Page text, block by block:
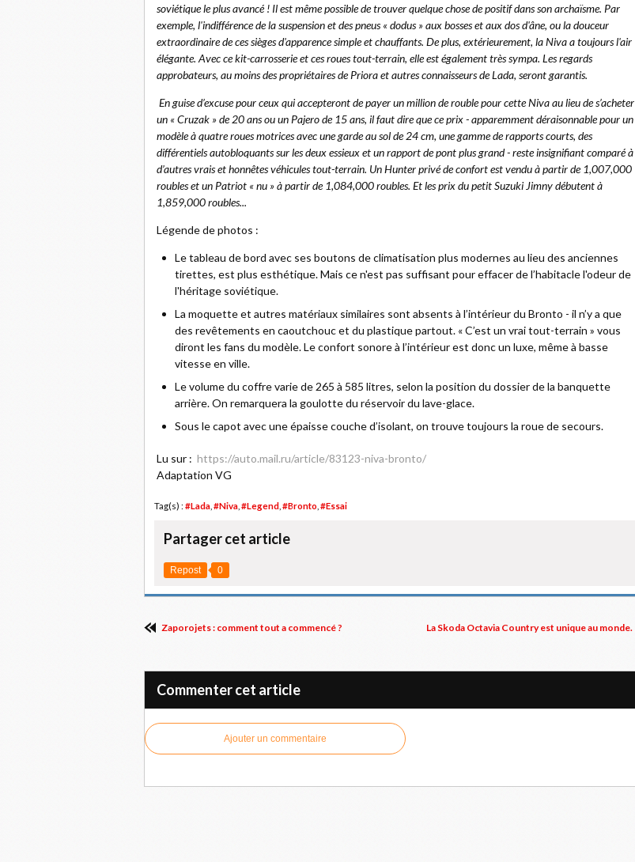
soviétique le plus avancé ! Il est même possible de trouver quelque chose de positif dans son archaïsme. Par
exemple, l'indifférence de la suspension et des pneus « dodus » aux bosses et aux dos d'âne, ou la douceur
extraordinaire de ces sièges d'apparence simple et chauffants. De plus, extérieurement, la Niva a toujours l'air
élégante. Avec ce kit-carrosserie et ces roues tout-terrain, elle est également très sympa. Les regards
approbateurs, au moins des propriétaires de Priora et autres connaisseurs de Lada, seront garantis.
En guise d’excuse pour ceux qui accepteront de payer un million de rouble pour cette Niva au lieu de s’acheter
un « Cruzak » de 20 ans ou un Pajero de 15 ans, il faut dire que ce prix - apparemment déraisonnable pour un
modèle à quatre roues motrices avec une garde au sol de 24 cm, une gamme de rapports courts, des
différentiels autobloquants sur les deux essieux et un rapport de pont plus grand - reste insignifiant comparé à
d’autres vrais et honnêtes véhicules tout-terrain. Un Hunter privé de confort est vendu à partir de 1,007,000
roubles et un Patriot « nu » à partir de 1,084,000 roubles. Et les prix du petit Suzuki Jimny débutent à
1,859,000 roubles...
Légende de photos :
Le tableau de bord avec ses boutons de climatisation plus modernes au lieu des anciennes
tirettes, est plus esthétique. Mais ce n'est pas suffisant pour effacer de l’habitacle l'odeur de
l'héritage soviétique.
La moquette et autres matériaux similaires sont absents à l’intérieur du Bronto - il n’y a que
des revêtements en caoutchouc et du plastique partout. « C’est un vrai tout-terrain » vous
diront les fans du modèle. Le confort sonore à l’intérieur est donc un luxe, même à basse
vitesse en ville.
Le volume du coffre varie de 265 à 585 litres, selon la position du dossier de la banquette
arrière. On remarquera la goulotte du réservoir du lave-glace.
Sous le capot avec une épaisse couche d’isolant, on trouve toujours la roue de secours.
Lu sur : https://auto.mail.ru/article/83123-niva-bronto/
Adaptation VG
Tag(s) : #Lada #Niva #Legend #Bronto #Essai
Partager cet article
Repost 0
Zaporojets : comment tout a commencé ? La Skoda Octavia Country est unique au monde.
Commenter cet article
Ajouter un commentaire